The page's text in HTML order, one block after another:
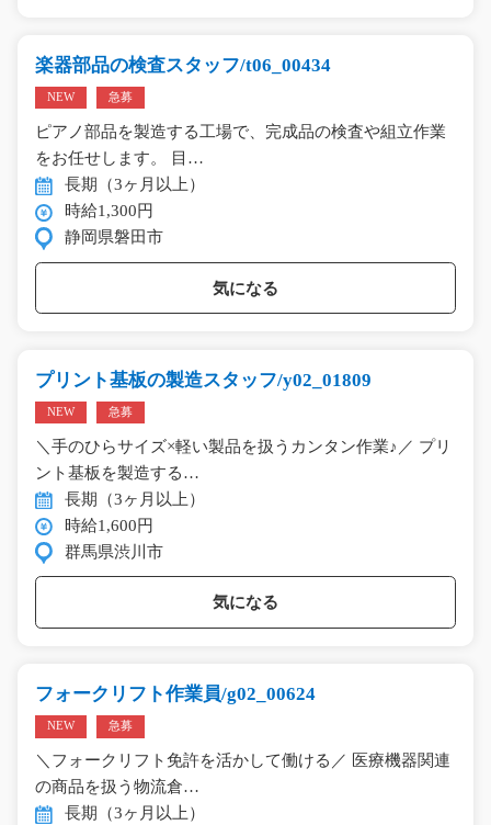
楽器部品の検査スタッフ/t06_00434
NEW 急募
ピアノ部品を製造する工場で、完成品の検査や組立作業
をお任せします。 目…
長期（3ヶ月以上）
時給1,300円
静岡県磐田市
気になる
プリント基板の製造スタッフ/y02_01809
NEW 急募
＼手のひらサイズ×軽い製品を扱うカンタン作業♪／ プリ
ント基板を製造する…
長期（3ヶ月以上）
時給1,600円
群馬県渋川市
気になる
フォークリフト作業員/g02_00624
NEW 急募
＼フォークリフト免許を活かして働ける／ 医療機器関連
の商品を扱う物流倉…
長期（3ヶ月以上）